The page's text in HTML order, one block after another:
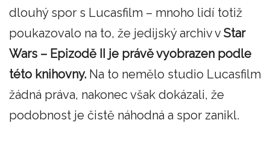
dlouhý spor s Lucasfilm – mnoho lidí totiž
poukazovalo na to, že jedijský archiv v Star
Wars – Epizodě II je právě vyobrazen podle
této knihovny. Na to nemělo studio Lucasfilm
žádná práva, nakonec však dokázali, že
podobnost je čistě náhodná a spor zanikl.